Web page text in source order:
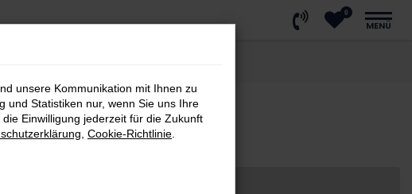
0
MENÜ
unsere Kommunikation mit Ihnen zu
und Statistiken nur, wenn Sie uns Ihre
Einwilligung jederzeit für die Zukunft
Cookie-Richtlinie